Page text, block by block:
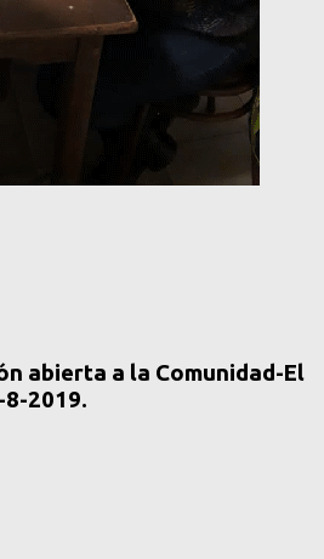
abierta a la Comunidad-El
8-2019.